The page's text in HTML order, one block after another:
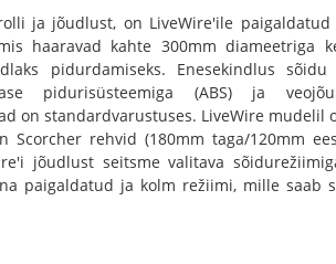
ja jõudlust, on LiveWire'ile paigaldatud
haaravad kahte 300mm diameetriga
pidurdamiseks. Enesekindlus
pidurisüsteemiga (ABS) ja
on standardvarustuses. LiveWire mudelil
Scorcher rehvid (180mm taga/120mm
jõudlust seitsme valitava
paigaldatud ja kolm režiimi, mille saab